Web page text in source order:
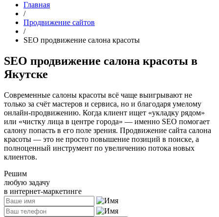
Главная
/
Продвижение сайтов
/
SEO продвижение салона красоты
SEO продвижение салона красоты в
Якутске
Современные салоны красоты всё чаще выигрывают не
только за счёт мастеров и сервиса, но и благодаря умелому
онлайн-продвижению. Когда клиент ищет «укладку рядом»
или «чистку лица в центре города» — именно SEO помогает
салону попасть в его поле зрения. Продвижение сайта салона
красоты — это не просто повышение позиций в поиске, а
полноценный инструмент по увеличению потока новых
клиентов.
Решим
любую задачу
в интернет-маркетинге